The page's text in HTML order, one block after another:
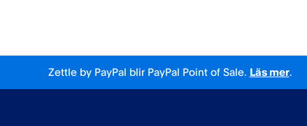
Zettle by PayPal blir PayPal Point of Sale. Läs mer.